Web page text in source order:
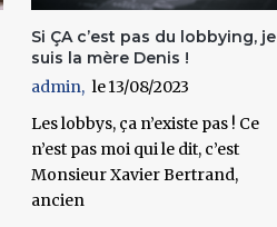
Si ÇA c’est pas du lobbying, je
suis la mère Denis !
admin
13/08/2023
Les lobbys, ça n’existe pas ! Ce
n’est pas moi qui le dit, c’est
Monsieur Xavier Bertrand,
ancien